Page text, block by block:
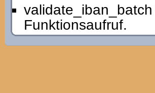
Funktionsaufruf.